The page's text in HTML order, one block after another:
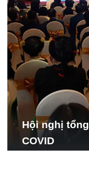
Hội nghị
COVID